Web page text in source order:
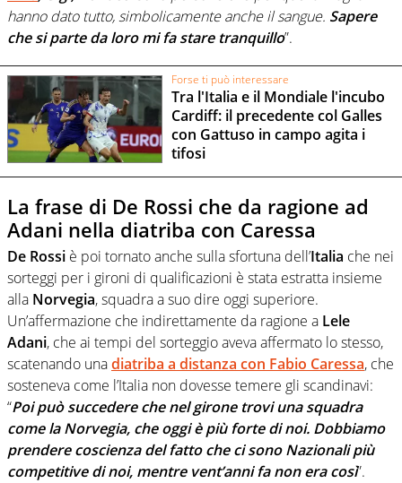
hanno dato tutto, simbolicamente anche il sangue. Sapere
che si parte da loro mi fa stare tranquillo”.
Forse ti può interessare
Tra l'Italia e il Mondiale l'incubo
Cardiff: il precedente col Galles
con Gattuso in campo agita i
tifosi
La frase di De Rossi che da ragione ad
Adani nella diatriba con Caressa
De Rossi è poi tornato anche sulla sfortuna dell’Italia che nei
sorteggi per i gironi di qualificazioni è stata estratta insieme
alla Norvegia, squadra a suo dire oggi superiore.
Un’affermazione che indirettamente da ragione a Lele
Adani, che ai tempi del sorteggio aveva affermato lo stesso,
scatenando unadiatriba a distanza con Fabio Caressa, che
sosteneva come l’Italia non dovesse temere gli scandinavi:
“Poi può succedere che nel girone trovi una squadra
come la Norvegia, che oggi è più forte di noi. Dobbiamo
prendere coscienza del fatto che ci sono Nazionali più
competitive di noi, mentre vent’anni fa non era così”.